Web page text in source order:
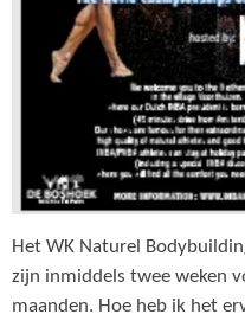
Het WK Naturel
zijn inmiddels twee weken
maanden. Hoe heb ik het